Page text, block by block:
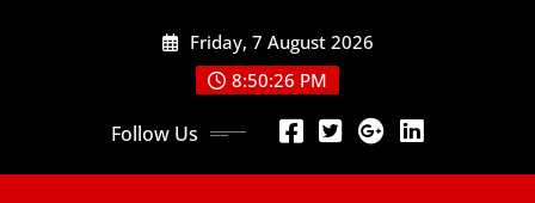
Friday, 7 August 2026
8:50:26 PM
Follow Us